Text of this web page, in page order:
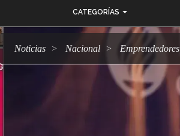
CATEGORÍAS
Noticias Nacional emprendedores